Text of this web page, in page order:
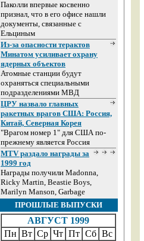
Паколли впервые косвенно
признал, что в его офисе нашли
документы, связанные с
Ельциным
Из-за опасности терактов
Минатом усиливает охрану
ядерных объектов
Атомные станции будут
охраняться специальными
подразделениями МВД
ЦРУ назвало главных
ракетных врагов США: Россия,
Китай, Северная Корея
"Врагом номер 1" для США по-
прежнему является Россия
MTV раздало награды за
1999 год
Награды получили Madonna,
Ricky Martin, Beastie Boys,
Marilyn Manson, Garbage
ПРОШЛЫЕ ВЫПУСКИ
АВГУСТ 1999
Пн Вт Ср Чт Пт Сб Вс